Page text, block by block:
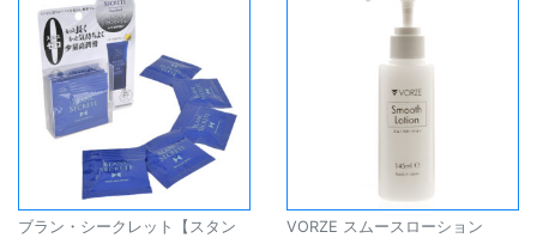
ブラン・シークレット【スタン
VORZE スムースローション